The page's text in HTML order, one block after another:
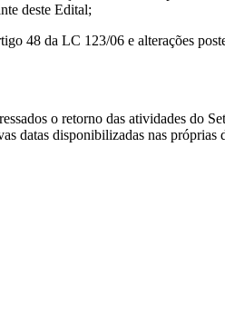
deste Edital;
48 da LC 123/06 e alterações
o retorno das atividades do
datas disponibilizadas nas